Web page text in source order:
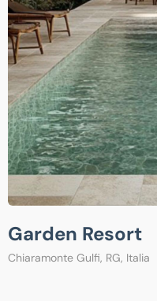
Garden Resort
Chiaramonte Gulfi, RG, Italia